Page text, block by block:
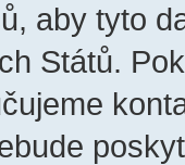
aby tyto
Států.